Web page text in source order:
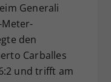
Generali
Meter-
den
Carballes
und trifft am